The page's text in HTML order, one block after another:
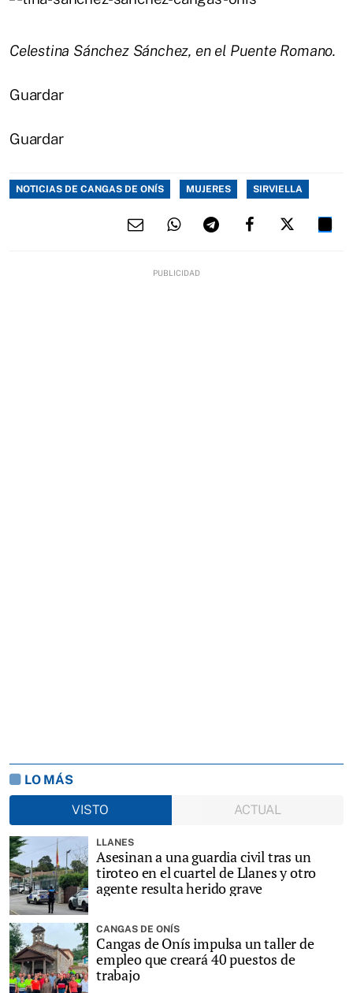
Celestina Sánchez Sánchez, en el Puente Romano.
Guardar
Guardar
NOTICIAS DE CANGAS DE ONÍS MUJERES SIRVIELLA
LO MÁS
VISTO
ACTUAL
LLANES
Asesinan a una guardia civil tras un
tiroteo en el cuartel de Llanes y otro
agente resulta herido grave
CANGAS DE ONÍS
Cangas de Onís impulsa un taller de
empleo que creará 40 puestos de
trabajo